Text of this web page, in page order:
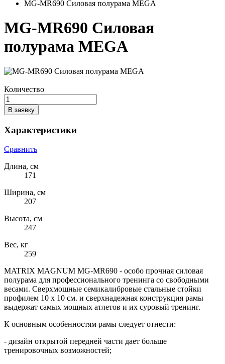
MG-MR690 Силовая полурама MEGA
MG-MR690 Силовая
полурама MEGA
Количество
В заявку
Характеристики
Сравнить
Длина, см
171
Ширина, см
207
Высота, см
247
Вес, кг
259
MATRIX MAGNUM MG-MR690 - особо прочная силовая
полурама для профессионального тренинга со свободными
весами. Сверхмощные семикалибровые стальные стойки
профилем 10 х 10 см. и сверхнадежная конструкция рамы
выдержат самых мощных атлетов и их суровый тренинг.
К основным особенностям рамы следует отнести:
- дизайн открытой передней части дает больше
тренировочных возможностей;